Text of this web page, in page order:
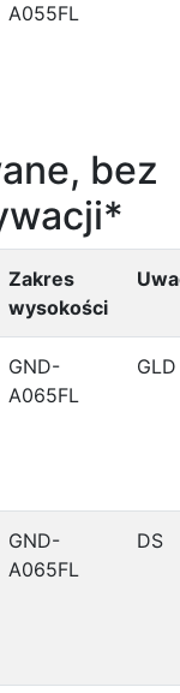
A055FL
bez
Zakres
wysokości
GND-
A065FL
GLD
GND-
A065FL
DS